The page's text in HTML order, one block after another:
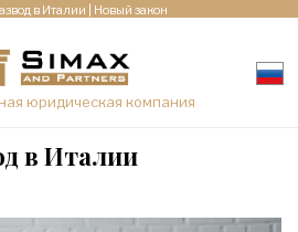
в Италии | Новый закон
юридическая компания
в Италии